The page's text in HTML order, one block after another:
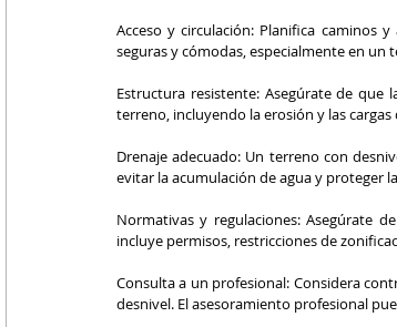
Acceso y circulación: Planifica caminos
seguras y cómodas, especialmente en un
Estructura resistente: Asegúrate de que
terreno, incluyendo la erosión y las
Drenaje adecuado: Un terreno con
evitar la acumulación de agua y proteger
Normativas y regulaciones: Asegúrate
incluye permisos, restricciones de
Consulta a un profesional: Considera
desnivel. El asesoramiento profesional